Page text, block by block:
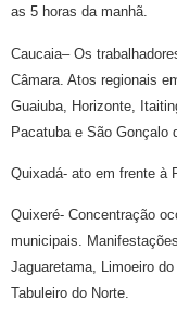
as 5 horas da manhã.
Caucaia– Os
Câmara. Atos regionais
Guaiuba, Horizonte,
Pacatuba e São Gonçalo
Quixadá- ato em frente à
Quixeré- Concentração
municipais.
Jaguaretama, Limoeiro
Tabuleiro do Norte.